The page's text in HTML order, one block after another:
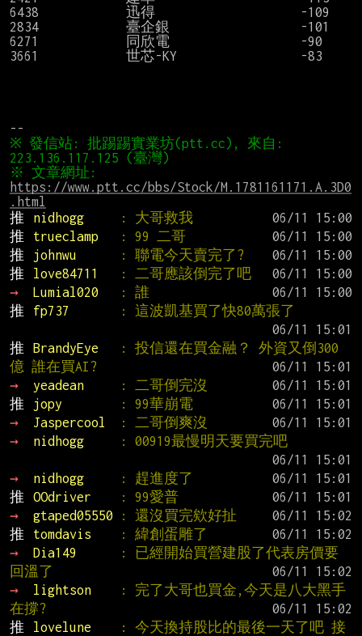
6438            迅得                    -109
2834            臺企銀                  -101
6271            同欣電                  -90
3661            世芯-KY                 -83
※ 發信站: 批踢踢實業坊(ptt.cc), 來自:
https://www.ptt.cc/bbs/Stock/M.1781161171.A.3D0
.html
推
nidhogg : 大哥救我
推
trueclamp : 99 二哥
推
johnwu : 聯電今天賣完了?
推
love84711 : 二哥應該倒完了吧
→
Lumial020 : 誰
推
fp737
: 這波凱基買了快80萬張了
推
BrandyEye
: 投信還在買金融？ 外資又倒300
億 誰在買AI?
→
yeadean : 二哥倒完沒
推
jopy : 99華崩電
→
Jaspercool : 二哥倒爽沒
→
nidhogg
: 00919最慢明天要買完吧
→
nidhogg : 趕進度了
推
OOdriver : 99愛普
→
gtaped05550 : 還沒買完欸好扯
推
tomdavis : 緯創蛋雕了
→
Dia149
: 已經開始買營建股了代表房價要
回溫了
→
lightson
: 完了大哥也買金,今天是八大黑手
在撐?
推
lovelune : 今天換持股比的最後一天了吧 接